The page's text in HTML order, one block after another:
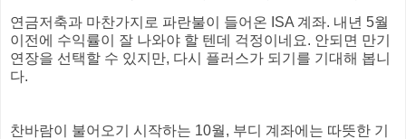
연금저축과 마찬가지로 파란불이 들어온 ISA 계좌. 내년 5월
이전에 수익률이 잘 나와야 할 텐데 걱정이네요. 안되면 만기
연장을 선택할 수 있지만, 다시 플러스가 되기를 기대해 봅니
다.
찬바람이 불어오기 시작하는 10월, 부디 계좌에는 따뜻한 기